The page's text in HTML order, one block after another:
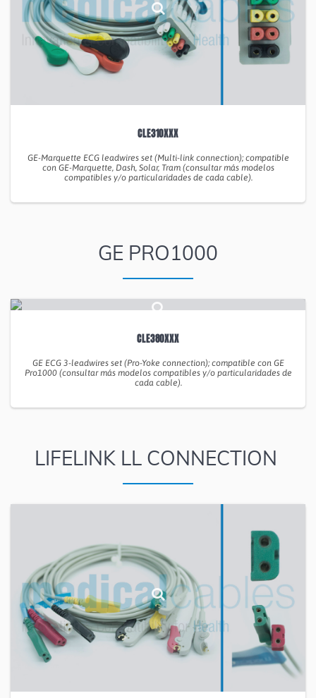
CLE310XXX
GE-Marquette ECG leadwires set (Multi-link connection); compatible
con GE-Marquette, Dash, Solar, Tram (consultar más modelos
compatibles y/o particularidades de cada cable).
GE PRO1000
CLE380XXX
GE ECG 3-leadwires set (Pro-Yoke connection); compatible con GE
Pro1000 (consultar más modelos compatibles y/o particularidades de
cada cable).
LIFELINK LL CONNECTION